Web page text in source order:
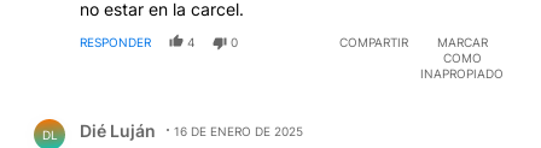
no estar en la carcel.
RESPONDER 4 0 COMPARTIR
MARCAR
COMO
INAPROPIADO
DL Dié Luján 16 DE ENERO DE 2025